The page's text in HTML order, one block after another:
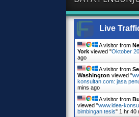
Live
A visitor from
Yorkviewed "Oktober
ago
A visitor from
Washington viewed "
konsultan.com: jasa
mins ago
A visitor from
viewed "www.idea-
bimbingan tesis" 1 hr 40